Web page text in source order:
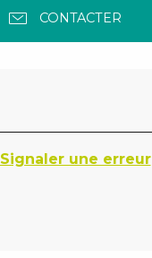
CONTACTER
Signaler une erreur